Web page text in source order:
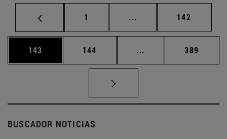
Página
1 ... Páginas intermedias
Página
142
Página
143 Página
144 ... Páginas intermedias
Página
389
BUSCADOR NOTICIAS